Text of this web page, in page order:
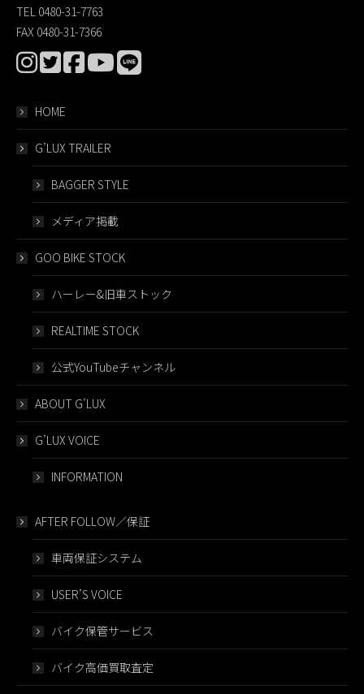
TEL 0480-31-7763
FAX 0480-31-7366
HOME
G’LUX TRAILER
BAGGER STYLE
メディア掲載
GOO BIKE STOCK
ハーレー&旧車ストック
REALTIME STOCK
公式YouTubeチャンネル
ABOUT G’LUX
G’LUX VOICE
INFORMATION
AFTER FOLLOW／保証
車両保証システム
USER’S VOICE
バイク保管サービス
バイク高価買取査定